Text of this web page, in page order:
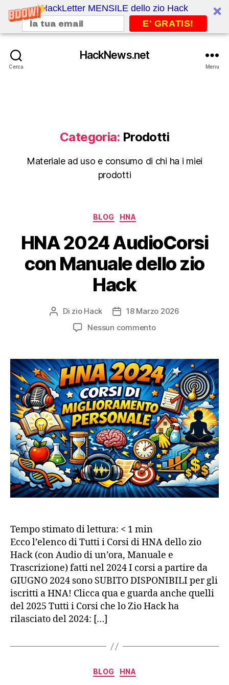
HackLetter MENSILE dello zio Hack
E' GRATIS!
Cerca
HackNews.net
Menu
Categoria: Prodotti
Materiale ad uso e consumo di chi ha i miei
prodotti
Categorie
BLOG HNA
HNA 2024 AudioCorsi
con Manuale dello zio
Hack
Autore
articolo
Di zio Hack
Data18 Marzo 2026
Nessun commentosu
AudioCorsi
con
Manuale
dello
zio
Hack
Tempo stimato di lettura: < 1 min
Ecco l’elenco di Tutti i Corsi di HNA dello zio
Hack (con Audio di un’ora, Manuale e
Trascrizione) fatti nel 2024 I corsi a partire da
GIUGNO 2024 sono SUBITO DISPONIBILI per gli
iscritti a HNA! Clicca qua e guarda anche quelli
del 2025 Tutti i Corsi che lo Zio Hack ha
rilasciato del 2024: […]
Categorie
BLOG HNA